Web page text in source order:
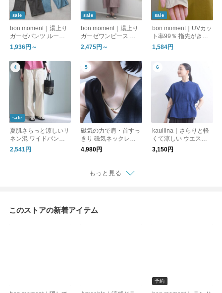
sale
bon moment｜湯上り
ガーゼパンツ ルーム
パンツ
1,936円～
sale
bon moment｜湯上り
ガーゼワンピース ル
ームワンピース
2,475円～
sale
bon moment｜UVカッ
ト率99％ 指先がきれ
いに見える アームカ
バー / UPF50＋ メン
1,584円
sale
夏肌さらっと涼しいリ
ネン混 ワイドパンツ /
洗える コットンリネ
ン ベイカーワイドパ
2,541円
磁気の力で肩・首すっ
きり 磁気ネックレス
管理医療機器／MAGS
LIM マグスリム
4,980円
kauliina｜さらりと軽
くて涼しい ウエスト
ドロストブラウス
3,150円
もっと見る
このストアの新着アイテム
予約